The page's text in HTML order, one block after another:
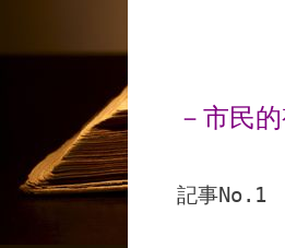
－市民
記事No.1